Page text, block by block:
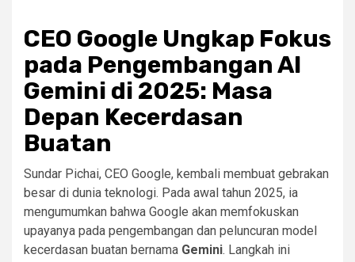
CEO Google Ungkap Fokus
pada Pengembangan AI
Gemini di 2025: Masa
Depan Kecerdasan
Buatan
Sundar Pichai, CEO Google, kembali membuat gebrakan
besar di dunia teknologi. Pada awal tahun 2025, ia
mengumumkan bahwa Google akan memfokuskan
upayanya pada pengembangan dan peluncuran model
kecerdasan buatan bernama Gemini. Langkah ini